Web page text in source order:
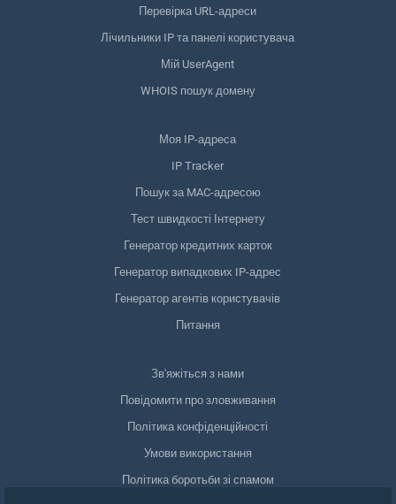
Перевірка URL-адреси
Лічильники IP та панелі користувача
Мій UserAgent
WHOIS пошук домену
Моя IP-адреса
IP Tracker
Пошук за MAC-адресою
Тест швидкості Інтернету
Генератор кредитних карток
Генератор випадкових IP-адрес
Генератор агентів користувачів
Питання
Зв'яжіться з нами
Повідомити про зловживання
Політика конфіденційності
Умови використання
Політика боротьби зі спамом